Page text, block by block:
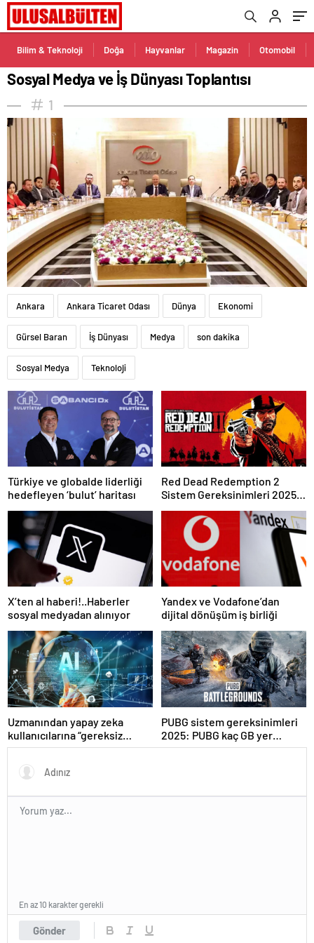
Bilim & Teknoloji Doğa Hayvanlar Magazin Otomobil
Sosyal Medya ve İş Dünyası Toplantısı
1
Ankara Ankara Ticaret Odası Dünya Ekonomi
Gürsel Baran İş Dünyası Medya son dakika
Sosyal Medya Teknoloji
Türkiye ve globalde liderliği
hedefleyen ‘bulut’ haritası
Red Dead Redemption 2
Sistem Gereksinimleri 2025:
RDR 2 Kaç GB Yer Kaplar?
X’ten al haberi!..Haberler
sosyal medyadan alınıyor
Yandex ve Vodafone’dan
dijital dönüşüm iş birliği
Uzmanından yapay zeka
kullanıcılarına “gereksiz
sorgulardan kaçının”
PUBG sistem gereksinimleri
2025: PUBG kaç GB yer
kaplar?
Gönder
En az 10 karakter gerekli